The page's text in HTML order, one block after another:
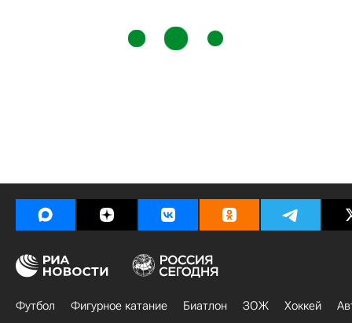
Футбол Фигурное катание Биатлон ЗОЖ Хоккей